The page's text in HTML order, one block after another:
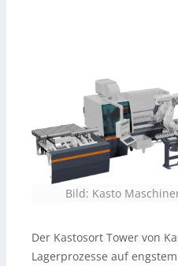
Bild: Kasto
Der Kastosort Tower von
Lagerprozesse auf